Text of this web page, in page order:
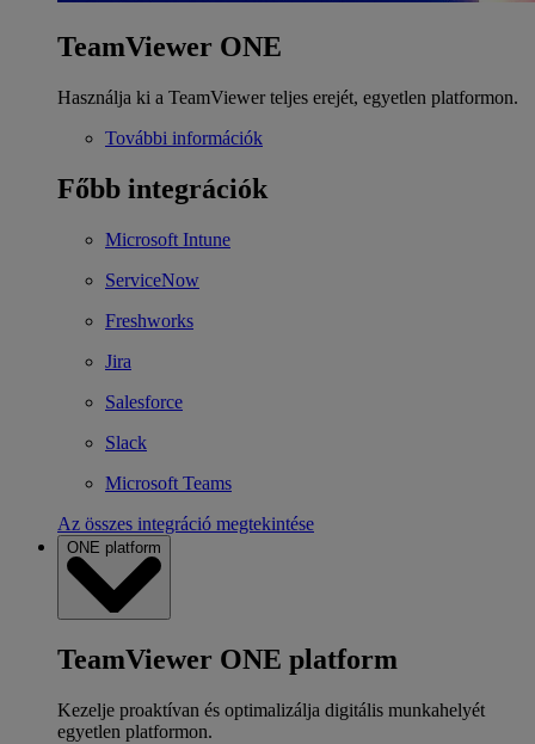
TeamViewer ONE
Használja ki a TeamViewer teljes erejét, egyetlen platformon.
További információk
Főbb integrációk
Microsoft Intune
ServiceNow
Freshworks
Jira
Salesforce
Slack
Microsoft Teams
Az összes integráció megtekintése
ONE platform
TeamViewer ONE platform
Kezelje proaktívan és optimalizálja digitális munkahelyét
egyetlen platformon.